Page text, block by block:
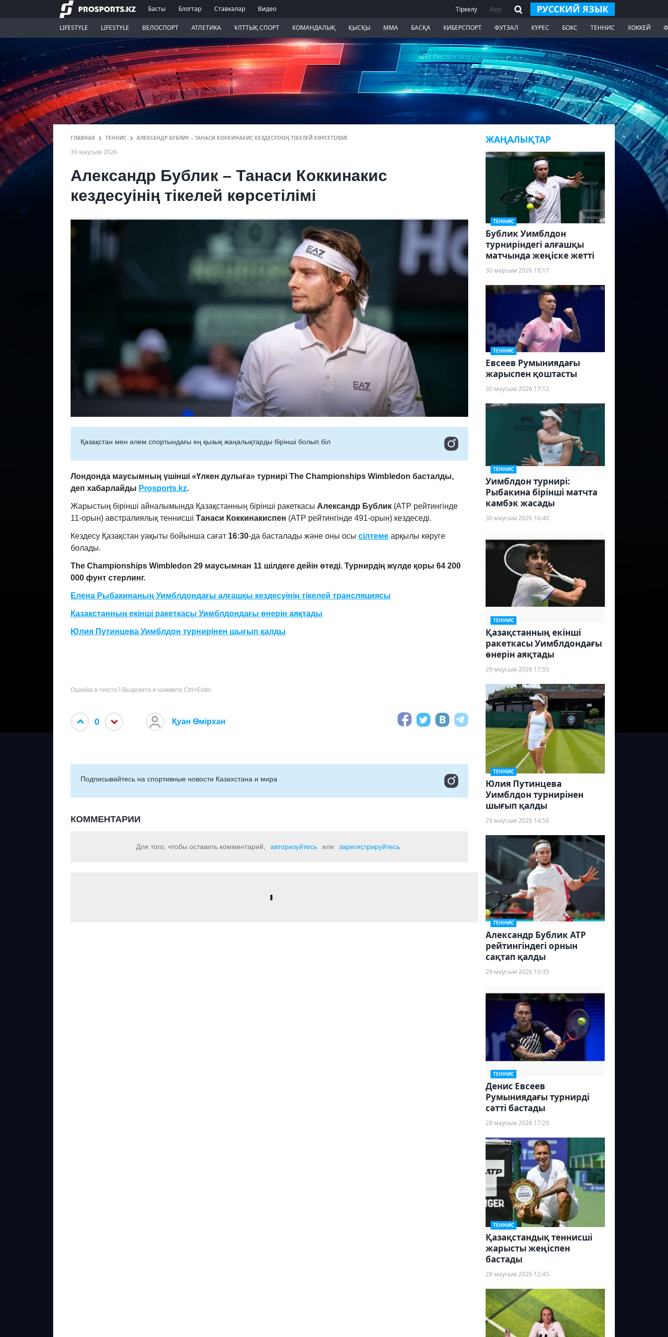
Басты Блогтар Ставкалар Видео Тіркелу Кіру РУССКИЙ ЯЗЫК
LIFESTYLE LIFESTYLE ВЕЛОСПОРТ АТЛЕТИКА ҰЛТТЫҚ СПОРТ КОМАНДАЛЫҚ ҚЫСҚЫ ММА БАСҚА КИБЕРСПОРТ ФУТЗАЛ КҮРЕС БОКС ТЕННИС ХОККЕЙ
ГЛАВНАЯ ТЕННИС АЛЕКСАНДР БУБЛИК – ТАНАСИ КОККИНАКИС КЕЗДЕСУІНІҢ ТІКЕЛЕЙ КӨРСЕТІЛІМІ
30 маусым 2026
Александр Бублик – Танаси Коккинакис
кездесуінің тікелей көрсетілімі
Қазақстан мен әлем спортындағы ең қызық жаңалықтарды бірінші болып біл
Лондонда маусымның үшінші «Үлкен дулыға» турнирі The Championships Wimbledon басталды,
деп хабарлайды Prosports.kz.
Жарыстың бірінші айналымында Қазақстанның бірінші ракеткасы Александр Бублик (ATP рейтингінде
11-орын) австралиялық теннисші Танаси Коккинакиспен (ATP рейтингінде 491-орын) кездеседі.
Кездесу Қазақстан уақыты бойынша сағат 16:30-да басталады және оны осы сілтеме арқылы көруге
болады.
The Championships Wimbledon 29 маусымнан 11 шілдеге дейін өтеді. Турнирдің жүлде қоры 64 200
000 фунт стерлинг.
Елена Рыбакинаның Уимблдондағы алғашқы кездесуінің тікелей трансляциясы
Қазақстанның екінші ракеткасы Уимблдондағы өнерін аяқтады
Юлия Путинцева Уимблдон турнирінен шығып қалды
Ошибка в тексте? Выделите и нажмите Ctrl+Enter
0 Қуан Өмірхан
Подписывайтесь на cпортивные новости Казахстана и мира
КОММЕНТАРИИ
Для того, чтобы оставить комментарий, авторизуйтесь или зарегистрируйтесь
ЖАҢАЛЫҚТАР
ТЕННИС
Бублик Уимблдон
турниріндегі алғашқы
матчында жеңіске жетті
30 маусым 2026 18:17
ТЕННИС
Евсеев Румыниядағы
жарыспен қоштасты
30 маусым 2026 17:12
ТЕННИС
Уимблдон турнирі:
Рыбакина бірінші матчта
камбэк жасады
30 маусым 2026 16:40
ТЕННИС
Қазақстанның екінші
ракеткасы Уимблдондағы
өнерін аяқтады
29 маусым 2026 17:55
ТЕННИС
Юлия Путинцева
Уимблдон турнирінен
шығып қалды
29 маусым 2026 14:56
ТЕННИС
Александр Бублик ATP
рейтингіндегі орнын
сақтап қалды
29 маусым 2026 10:35
ТЕННИС
Денис Евсеев
Румыниядағы турнирді
сәтті бастады
28 маусым 2026 17:20
ТЕННИС
Қазақстандық теннисші
жарысты жеңіспен
бастады
28 маусым 2026 12:45